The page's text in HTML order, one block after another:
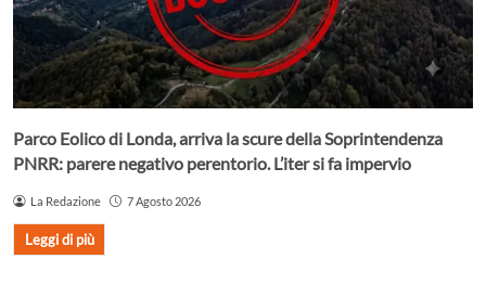
Parco Eolico di Londa, arriva la scure della Soprintendenza
PNRR: parere negativo perentorio. L’iter si fa impervio
La Redazione 7 Agosto 2026
Leggi di più